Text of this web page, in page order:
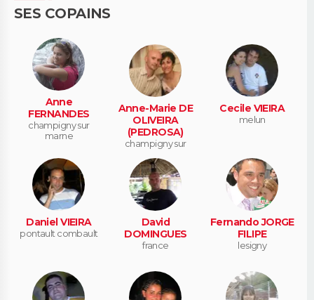
SES COPAINS
Anne
FERNANDES
champigny sur
marne
Anne-Marie DE
OLIVEIRA
(PEDROSA)
champigny sur
Cecile VIEIRA
melun
Daniel VIEIRA
pontault combault
David
DOMINGUES
france
Fernando JORGE
FILIPE
lesigny